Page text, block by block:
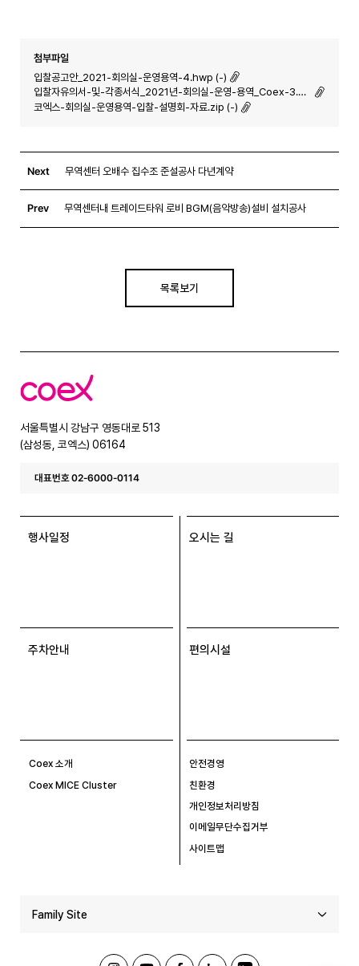
첨부파일
입찰공고안_2021-회의실-운영용역-4.hwp (-)
입찰자유의서-및-각종서식_2021년-회의실-운영-용역_Coex-3.hwp (-)
코엑스-회의실-운영용역-입찰-설명회-자료.zip (-)
Next 무역센터 오배수 집수조 준설공사 다년계약
Prev 무역센터내 트레이드타워 로비 BGM(음악방송)설비 설치공사
목록보기
코
엑
서울특별시 강남구 영동대로 513
(삼성동, 코엑스) 06164
대표번호 02-6000-0114
행사일정 오시는 길
주차안내 편의시설
Coex 소개
Coex MICE Cluster
안전경영
친환경
개인정보처리방침
이메일무단수집거부
사이트맵
Family Site